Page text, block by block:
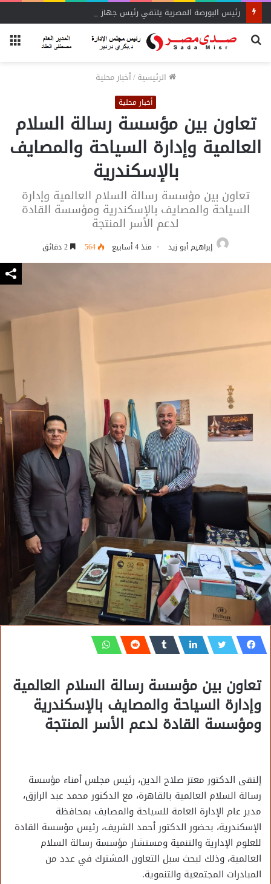
رئيس البورصة المصرية يلتقي رئيس جهاز التمثيل التجاري
بحث
الرئيسية/أخبار محلية
أخبار محلية
تعاون بين مؤسسة رسالة السلام
العالمية وإدارة السياحة والمصايف
بالإسكندرية
تعاون بين مؤسسة رسالة السلام العالمية وإدارة
السياحة والمصايف بالإسكندرية ومؤسسة القادة
لدعم الأسر المنتجة
إبراهيم أبو زيد منذ 4 أسابيع 564
تعاون بين مؤسسة رسالة السلام العالمية
وإدارة السياحة والمصايف بالإسكندرية
ومؤسسة القادة لدعم الأسر المنتجة
إلتقى الدكتور معتز صلاح الدين، رئيس مجلس أمناء مؤسسة
رسالة السلام العالمية بالقاهرة، مع الدكتور محمد عبد الرازق،
مدير عام الإدارة العامة للسياحة والمصايف بمحافظة
الإسكندرية، بحضور الدكتور أحمد الشريف، رئيس مؤسسة القادة
للعلوم الإدارية والتنمية ومستشار مؤسسة رسالة السلام
العالمية، وذلك لبحث سبل التعاون المشترك في عدد من
المبادرات المجتمعية والتنموية.